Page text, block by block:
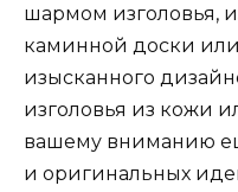
шармом изголовья,
каминной доски
изысканного
изголовья из кожи
вашему вниманию
и оригинальных